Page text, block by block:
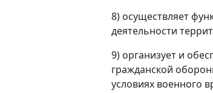
8) осуществляет
деятельности
9) организует и
гражданской
условиях военного